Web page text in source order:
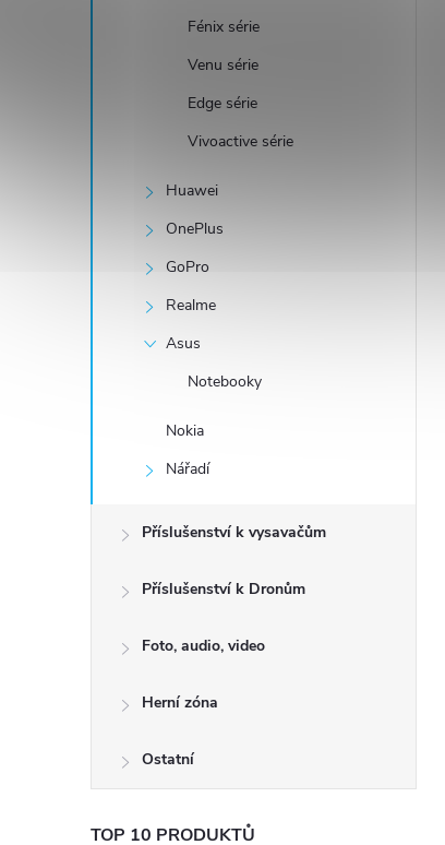
Fénix série
Venu série
Edge série
Vivoactive série
Huawei
OnePlus
GoPro
Realme
Asus
Notebooky
Nokia
Nářadí
Příslušenství k vysavačům
Příslušenství k Dronům
Foto, audio, video
Herní zóna
Ostatní
TOP 10 PRODUKTŮ